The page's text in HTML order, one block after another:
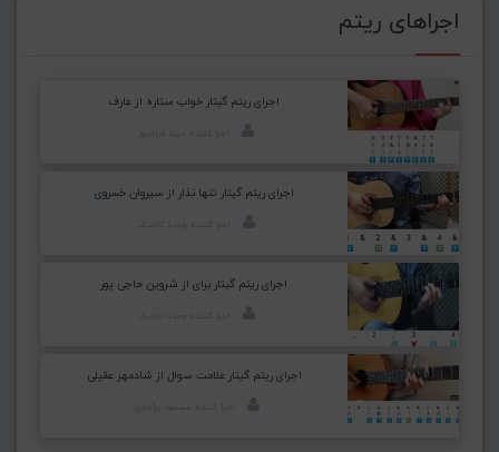
اجراهای ریتم
اجرای ریتم گیتار خواب ستاره از عارف
اجرای ریتم گیتار تنها نذار از سیروان خسروی
اجرای ریتم گیتار برای از شروین حاجی پور
اجرای ریتم گیتار علامت سوال از شادمهر عقیلی